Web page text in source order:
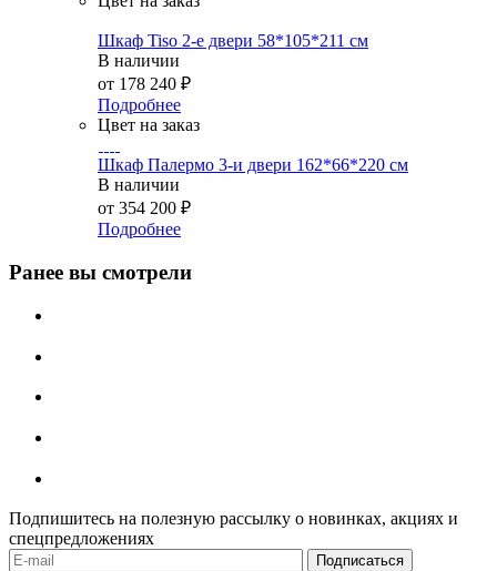
Шкаф Tiso 2-е двери 58*105*211 см
В наличии
от 178 240 ₽
Подробнее
Цвет на заказ
Шкаф Палермо 3-и двери 162*66*220 см
В наличии
от 354 200 ₽
Подробнее
Ранее вы смотрели
Подпишитесь на полезную рассылку о новинках, акциях и
спецпредложениях